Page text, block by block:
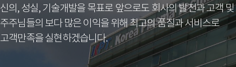
신의, 성실, 기술개발을 목표로 앞으로도 회사의 발전과 고객 및
주주님들의 보다 많은 이익을 위해 최고의 품질과 서비스로
고객만족을 실현하겠습니다.